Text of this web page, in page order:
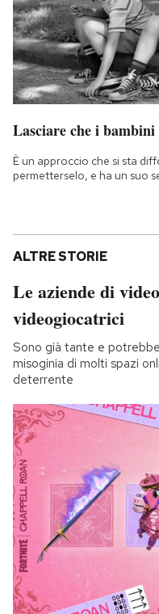
Lasciare che i bambini
È un approccio che si sta
permetterselo, e ha un suo
ALTRE STORIE
Le aziende di
videogiocatrici
Sono già tante e
misoginia di molti spazi
deterrente